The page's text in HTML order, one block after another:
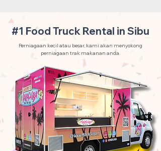
#1 Food Truck Rental in Sibu
Perniagaan kecil atau besar, kami akan menyokong
perniagaan trak makanan anda.